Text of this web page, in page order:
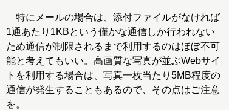
特にメールの場合は、添付ファイルがなければ
1通あたり1KBという僅かな通信しか行われない
ため通信が制限されるまで利用するのはほぼ不可
能と考えてもいい。高画質な写真が並ぶWebサイ
トを利用する場合は、写真一枚当たり5MB程度の
通信が発生することもあるので、その点はご注意
を。